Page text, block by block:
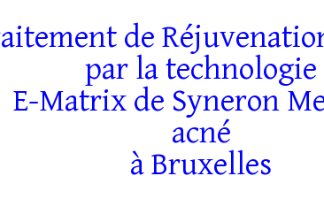
de
par la technologie
E-Matrix de Syneron
acné
à Bruxelles